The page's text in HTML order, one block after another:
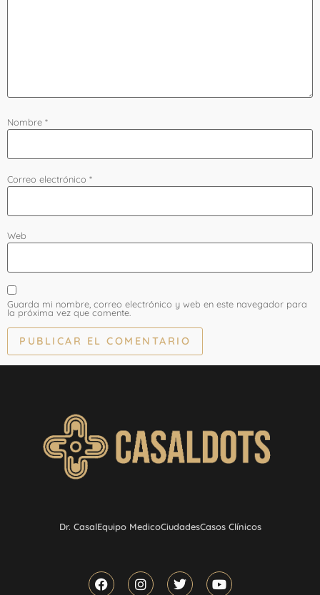
Nombre *
Correo electrónico *
Web
Guarda mi nombre, correo electrónico y web en este navegador para
la próxima vez que comente.
Dr. CasalEquipo MedicoCiudadesCasos Clínicos